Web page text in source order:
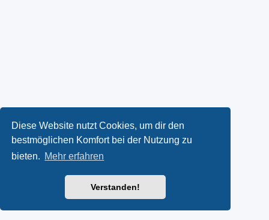
Diese Website nutzt Cookies, um dir den
bestmöglichen Komfort bei der Nutzung zu
bieten. Mehr erfahren
Verstanden!